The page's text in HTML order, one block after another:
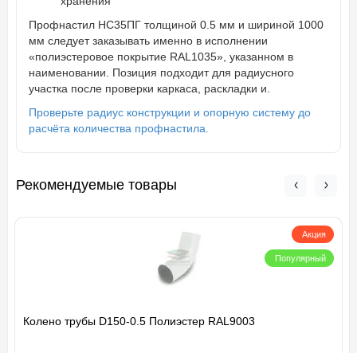
Профнастил НС35ПГ толщиной 0.5 мм и шириной 1000
мм следует заказывать именно в исполнении
«полиэстеровое покрытие RAL1035», указанном в
наименовании. Позиция подходит для радиусного
участка после проверки каркаса, раскладки и.
Проверьте радиус конструкции и опорную систему до
расчёта количества профнастила.
Рекомендуемые товары
Акция
Популярный
Колено трубы D150-0.5 Полиэстер RAL9003